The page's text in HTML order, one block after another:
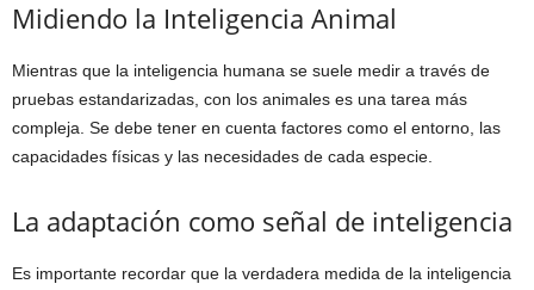
Midiendo la Inteligencia Animal
Mientras que la inteligencia humana se suele medir a través de
pruebas estandarizadas, con los animales es una tarea más
compleja. Se debe tener en cuenta factores como el entorno, las
capacidades físicas y las necesidades de cada especie.
La adaptación como señal de inteligencia
Es importante recordar que la verdadera medida de la inteligencia